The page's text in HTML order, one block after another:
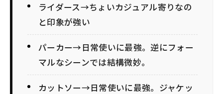
ライダース→ちょいカジュアル寄りなの
と印象が強い
パーカー→日常使いに最強。逆にフォー
マルなシーンでは結構微妙。
カットソー→日常使いに最強。ジャケッ